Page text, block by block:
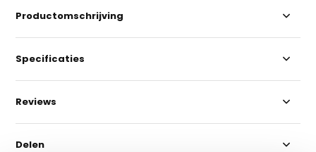
Productomschrijving
Specificaties
Reviews
Delen